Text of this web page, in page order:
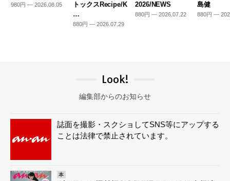
980円 — 2026.08.05
トックスRecipe/K
…
880円 — 2026.07.29
2026/NEWS
880円 — 2026.07.22
島健
880円 —
Look!
編集部からのお知らせ
誌面を撮影・スクショしてSNS等にアップする
ことは法律で禁止されています。
本